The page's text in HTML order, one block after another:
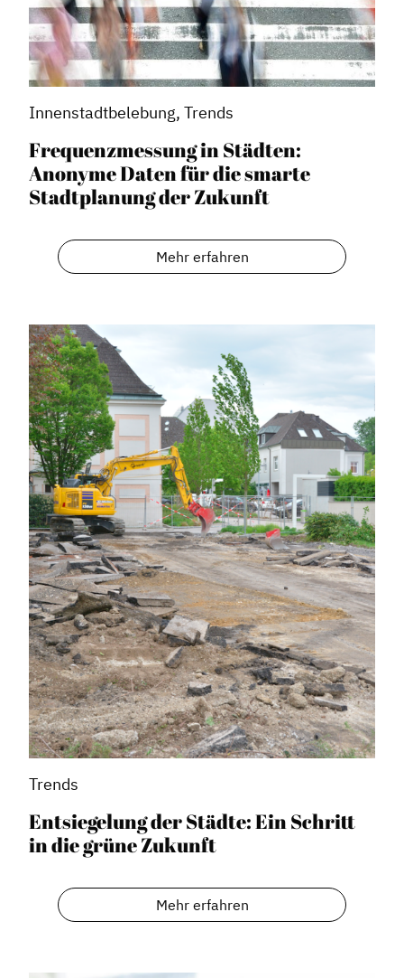
Geschichte des Dachverbandes
Innenstadtbelebung, Trends
Frequenzmessung in Städten:
Anonyme Daten für die smarte
Stadtplanung der Zukunft
Mehr erfahren
Trends
Entsiegelung der Städte: Ein Schritt
in die grüne Zukunft
Mehr erfahren